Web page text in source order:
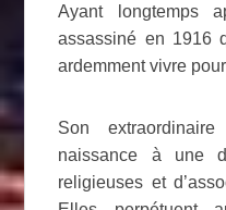
Ayant longtemps
assassiné en 1916
ardemment vivre
Son
naissance à une
religieuses et